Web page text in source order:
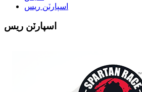
اسپارٽن ريس
اسپارٽن ريس